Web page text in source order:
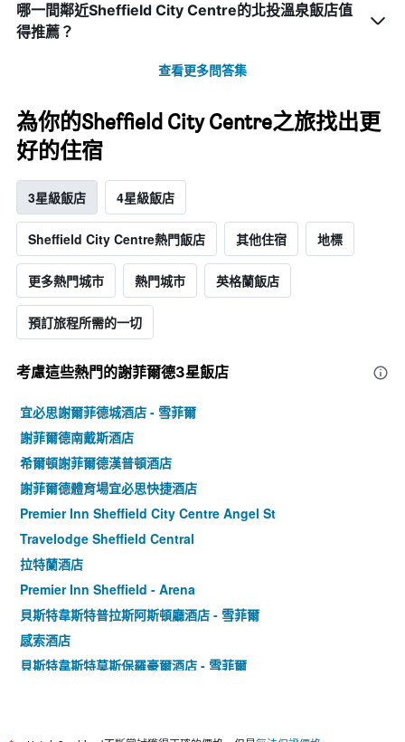
哪一間鄰近Sheffield City Centre的北投溫泉飯店值
得推薦？
查看更多問答集
為你的Sheffield City Centre之旅找出更
好的住宿
3星級飯店 4星級飯店
Sheffield City Centre熱門飯店 其他住宿 地標
更多熱門城市 熱門城市 英格蘭飯店
預訂旅程所需的一切
考慮這些熱門的謝菲爾德3星​飯店
宜必思謝爾菲德城酒店 - 雪菲爾
謝菲爾德南戴斯酒店
希爾頓謝菲爾德漢普頓酒店
謝菲爾德體育場宜必思快捷酒店
Premier Inn Sheffield City Centre Angel St
Travelodge Sheffield Central
拉特蘭酒店
Premier Inn Sheffield - Arena
貝斯特韋斯特普拉斯阿斯頓廳酒店 - 雪菲爾
感索酒店
貝斯特韋斯特莫斯保羅豪爾酒店 - 雪菲爾